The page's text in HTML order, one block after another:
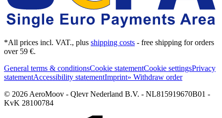
*All prices incl. VAT., plus shipping costs - free shipping for orders
over 59 €.
General terms & conditionsCookie statementCookie settingsPrivacy
statementAccessibility statementImprint» Withdraw order
© 2026 AeroMoov - Qlevr Nederland B.V. - NL815919670B01 -
KvK 28100784